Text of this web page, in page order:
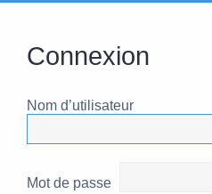
Connexion
Nom d’utilisateur
Mot de passe